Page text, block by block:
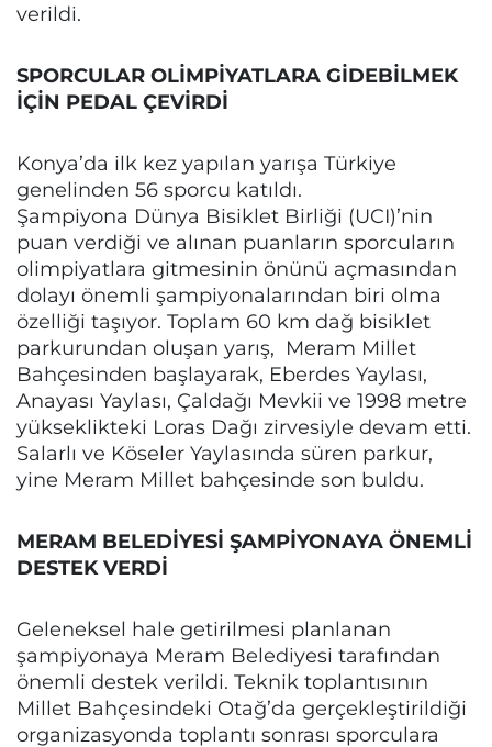
verildi.
SPORCULAR OLİMPİYATLARA GİDEBİLMEK
İÇİN PEDAL ÇEVİRDİ
Konya’da ilk kez yapılan yarışa Türkiye
genelinden 56 sporcu katıldı.
Şampiyona Dünya Bisiklet Birliği (UCI)’nin
puan verdiği ve alınan puanların sporcuların
olimpiyatlara gitmesinin önünü açmasından
dolayı önemli şampiyonalarından biri olma
özelliği taşıyor. Toplam 60 km dağ bisiklet
parkurundan oluşan yarış, Meram Millet
Bahçesinden başlayarak, Eberdes Yaylası,
Anayası Yaylası, Çaldağı Mevkii ve 1998 metre
yükseklikteki Loras Dağı zirvesiyle devam etti.
Salarlı ve Köseler Yaylasında süren parkur,
yine Meram Millet bahçesinde son buldu.
MERAM BELEDİYESİ ŞAMPİYONAYA ÖNEMLİ
DESTEK VERDİ
Geleneksel hale getirilmesi planlanan
şampiyonaya Meram Belediyesi tarafından
önemli destek verildi. Teknik toplantısının
Millet Bahçesindeki Otağ’da gerçekleştirildiği
organizasyonda toplantı sonrası sporculara